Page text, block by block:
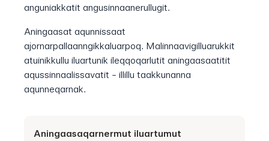
anguniakkatit angusinnaanerullugit.
Aningaasat aqunnissaat
ajornarpallaanngikkaluarpoq. Malinnaavigilluarukkit
atuinikkullu iluartunik ileqqoqarlutit aningaasaatitit
aqussinnaalissavatit - illillu taakkunanna
aqunneqarnak.
Aningaasaqarnermut iluartumut